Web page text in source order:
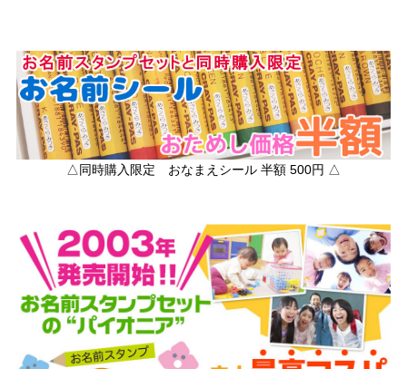
△同時購入限定 おなまえシール 半額 500円 △